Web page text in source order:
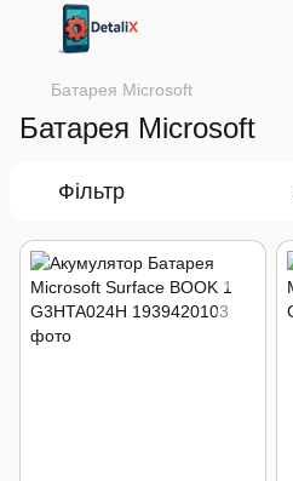
Батарея Microsoft
Батарея Microsoft
Фільтр